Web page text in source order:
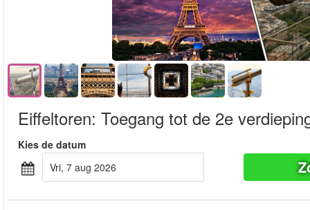
Eiffeltoren: Toegang tot de 2e
Kies de datum
vri, 7 aug 2026